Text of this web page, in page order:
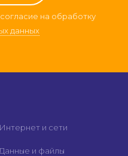
на обработку
данных
Интернет и сети
Данные и файлы